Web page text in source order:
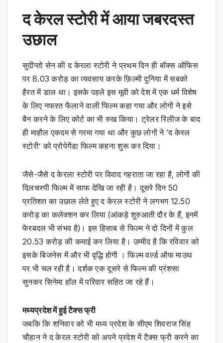
द केरल स्टोरी में आया जबरदस्त
उछाल
सुदीप्तो सेन की द केरला स्टोरी ने प्रथम दिन ही बॉक्स ऑफिस
पर 8.03 करोड़ का व्यवसाय करके फ़िल्मी दुनिया में सबको
हैरत में डाल था। इसके पहले इस मूवी को देश में एक धर्म विशेष
के लिए नफरत फैलाने वाली फिल्म कहा गया और लोगों ने इसे
बैन करने के लिए कोर्ट का भी रुख किया। ट्रेलर रिलीज के बाद
ही माहौल एकदम से गरमा गया था और कुछ लोगों ने ‘द केरल
स्टोरी’ को प्रोपेगेंडा फिल्म कहना शुरू कर दिया।
जैसे-जैसे द केरला स्टोरी पर विवाद गहराता जा रहा है, लोगों की
दिलचस्पी फिल्म में साफ देखि जा रही है। दूसरे दिन 50
प्रतिशत का उछाल लेते हुए द केरल स्टोरी ने लगभग 12.50
करोड़ का कलेक्शन कर लिया (आंकड़े शुरुआती दौर के हैं, इनमें
फेरबदल भी संभव है)। इस हिसाब से फिल्म ने दो दिनों में कुल
20.53 करोड़ की कमाई कर लिया है। उम्मीद है कि रविवार को
इसके बिजनेस में और भी वृद्धि होगी । फिल्म वर्ल्ड ऑफ माउथ
पर भी चल रही है। दर्शक एक दूसरे से फिल्म की प्रंशसा
सुनकर सिनेमा हॉल में परिवार सहित जा रहे हैं।
मध्यप्रदेश में हुई टैक्स फ्री
जबकि कि शनिवार को भी मध्य प्रदेश के सीएम शिवराज सिंह
चौहान ने द केरल स्टोरी को अपने प्रदेश में टैक्स फ्री करने का